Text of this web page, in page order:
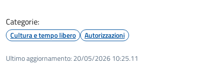
Categorie:
Cultura e tempo libero Autorizzazioni
Ultimo aggiornamento: 20/05/2026 10:25.11